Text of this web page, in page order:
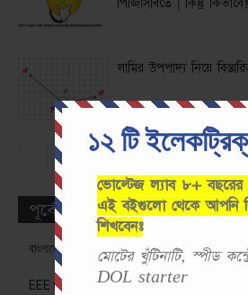
১২ টি
ভোল্টেজ ল্যাব ৮+ বছরের
এই বইগুলো থেকে আপনি
শিখবেনঃ
মোটের খুঁটিনাটি, স্পীড
DOL starter
পিজিসিবিতে | কিন্তু কিভাবে?
লামির উপপাদ্য নিয়ে
পূর্বের লেখাসমূহ
বাংলাদেশে ইলেকট্রিক্যাল ইঞ্জিনিয়ারিং (EEE) চাকরির
EEE চাকরির প্রস্তুতির সিলেবাস: ইলেকট্রিক্যাল